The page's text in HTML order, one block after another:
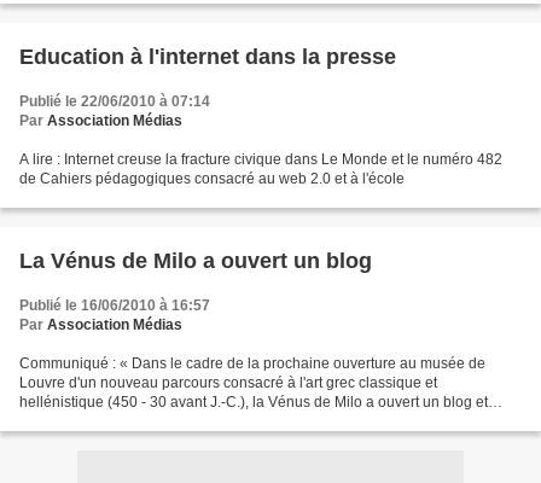
Education à l'internet dans la presse
Publié le 22/06/2010 à 07:14
Par Association Médias
A lire : Internet creuse la fracture civique dans Le Monde et le numéro 482
de Cahiers pédagogiques consacré au web 2.0 et à l'école
La Vénus de Milo a ouvert un blog
Publié le 16/06/2010 à 16:57
Par Association Médias
Communiqué : « Dans le cadre de la prochaine ouverture au musée de
Louvre d'un nouveau parcours consacré à l'art grec classique et
hellénistique (450 - 30 avant J.-C.), la Vénus de Milo a ouvert un blog et